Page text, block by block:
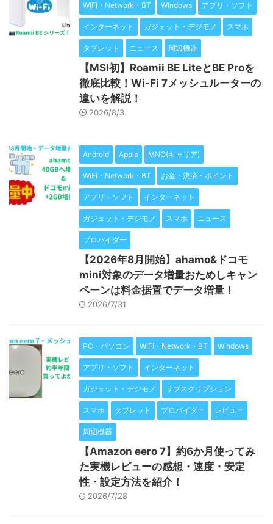
WiFi・Network・BT Windows アプリ・ソフト
インターネット ガジェット・デジモノ スマホ
タブレット ニュース 周辺機器
【MSI初】Roamii BE LiteとBE Proを
徹底比較！Wi-Fi 7メッシュルーターの
違いを解説！
2026/8/3
Android Apple MNO(キャリア)
WiFi・Network・BT お金・決済・ポイント
アプリ・ソフト インターネット
ガジェット・デジモノ スマホ ニュース
プロバイダー
【2026年8月開始】ahamo&ドコモ
mini対象のデータ増量おためしキャン
ペーンは料金据置でデータ増量！
2026/7/31
PC・パソコン WiFi・Network・BT Windows
アプリ・ソフト インターネット
ガジェット・デジモノ サブスクリプション
スマホ タブレット プロバイダー レビュー
周辺機器
【Amazon eero 7】約6か月使ってみ
た実機レビューの感想・速度・安定
性・設定方法を紹介！
2026/7/28